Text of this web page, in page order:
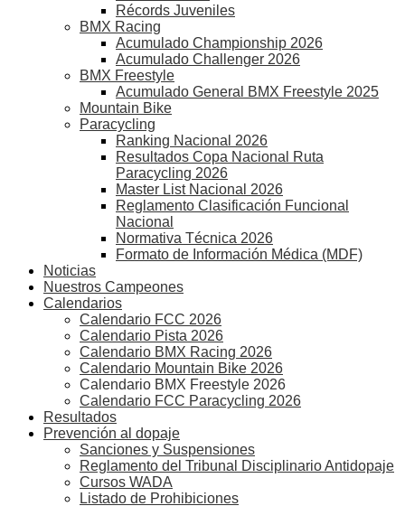
Récords Juveniles
BMX Racing
Acumulado Championship 2026
Acumulado Challenger 2026
BMX Freestyle
Acumulado General BMX Freestyle 2025
Mountain Bike
Paracycling
Ranking Nacional 2026
Resultados Copa Nacional Ruta
Paracycling 2026
Master List Nacional 2026
Reglamento Clasificación Funcional
Nacional
Normativa Técnica 2026
Formato de Información Médica (MDF)
Noticias
Nuestros Campeones
Calendarios
Calendario FCC 2026
Calendario Pista 2026
Calendario BMX Racing 2026
Calendario Mountain Bike 2026
Calendario BMX Freestyle 2026
Calendario FCC Paracycling 2026
Resultados
Prevención al dopaje
Sanciones y Suspensiones
Reglamento del Tribunal Disciplinario Antidopaje
Cursos WADA
Listado de Prohibiciones